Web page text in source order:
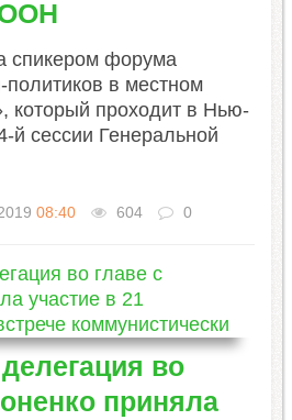
спикером форума
в местном
который проходит в Нью-
й сессии Генеральной
08:40 604 0
во
приняла